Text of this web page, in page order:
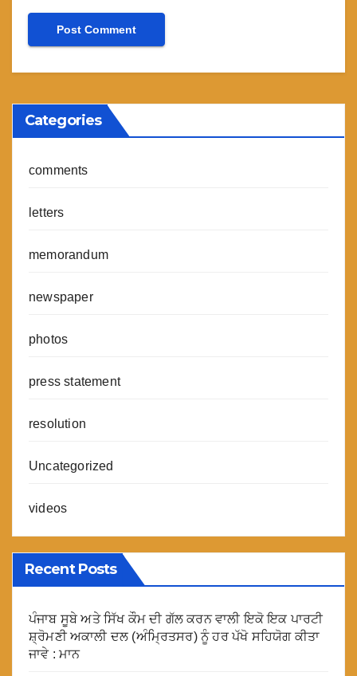
Categories
comments
letters
memorandum
newspaper
photos
press statement
resolution
Uncategorized
videos
Recent Posts
ਪੰਜਾਬ ਸੂਬੇ ਅਤੇ ਸਿੱਖ ਕੌਮ ਦੀ ਗੱਲ ਕਰਨ ਵਾਲੀ ਇਕੋ ਇਕ ਪਾਰਟੀ
ਸ਼੍ਰੋਮਣੀ ਅਕਾਲੀ ਦਲ (ਅੰਮ੍ਰਿਤਸਰ) ਨੂੰ ਹਰ ਪੱਖੋ ਸਹਿਯੋਗ ਕੀਤਾ
ਜਾਵੇ : ਮਾਨ